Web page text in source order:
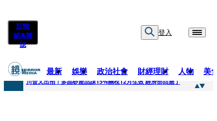
訂閱
紙本雜
誌
登入
最新 娛樂 政治社會 財經理財 人物 美
快訊
川普又出招！多晶矽產品課15%關稅12月生效 經濟部回應了